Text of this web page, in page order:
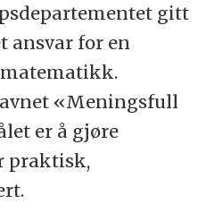
gitt
ansvar for en
«Meningsfull
er å gjøre
praktisk,